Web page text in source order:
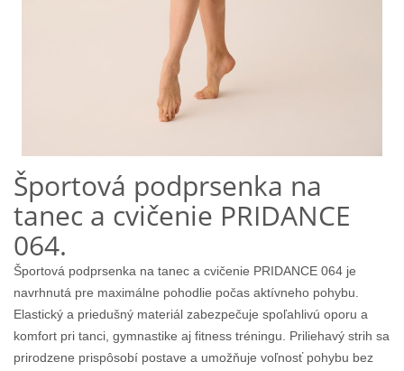
Športová podprsenka na
tanec a cvičenie PRIDANCE
064.
Športová podprsenka na tanec a cvičenie PRIDANCE 064 je
navrhnutá pre maximálne pohodlie počas aktívneho pohybu.
Elastický a priedušný materiál zabezpečuje spoľahlivú oporu a
komfort pri tanci, gymnastike aj fitness tréningu. Priliehavý strih sa
prirodzene prispôsobí postave a umožňuje voľnosť pohybu bez